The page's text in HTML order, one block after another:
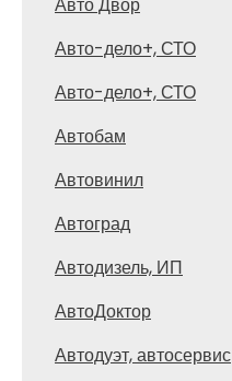
Авто-дело+, СТО
Авто-дело+, СТО
Автобам
Автовинил
Автоград
Автодизель, ИП
АвтоДоктор
Автодуэт, автосервис